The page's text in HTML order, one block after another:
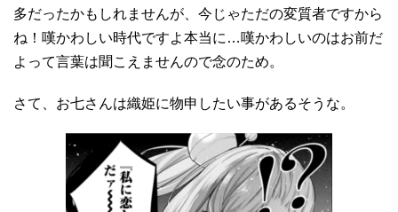
多だったかもしれませんが、今じゃただの変質者ですから
ね！嘆かわしい時代ですよ本当に…嘆かわしいのはお前だ
よって言葉は聞こえませんので念のため。
さて、お七さんは織姫に物申したい事があるそうな。